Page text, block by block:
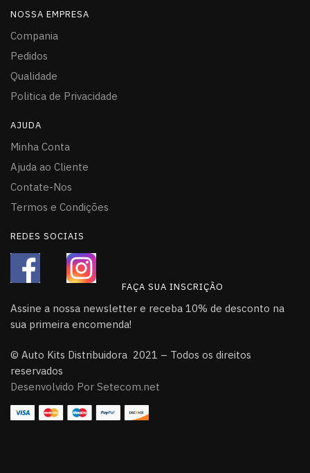
NOSSA EMPRESA
Compania
Pedidos
Qualidade
Politica de Privacidade
AJUDA
Minha Conta
Ajuda ao Cliente
Contate-Nos
Termos e Condições
REDES SOCIAIS
FAÇA SUA INSCRIÇÃO
Assine a nossa newsletter e receba 10% de desconto na
sua primeira encomenda!
© Auto Kits Distribuidora 2021 – Todos os direitos
reservados
Desenvolvido Por Setecom.net